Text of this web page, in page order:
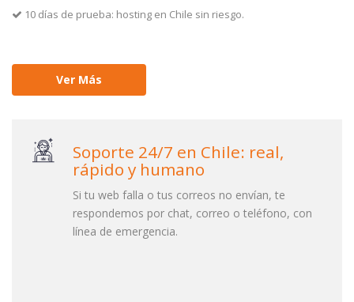
10 días de prueba: hosting en Chile sin riesgo.
Ver Más
Soporte 24/7 en Chile: real,
rápido y humano
Si tu web falla o tus correos no envían, te
respondemos por chat, correo o teléfono, con
línea de emergencia.